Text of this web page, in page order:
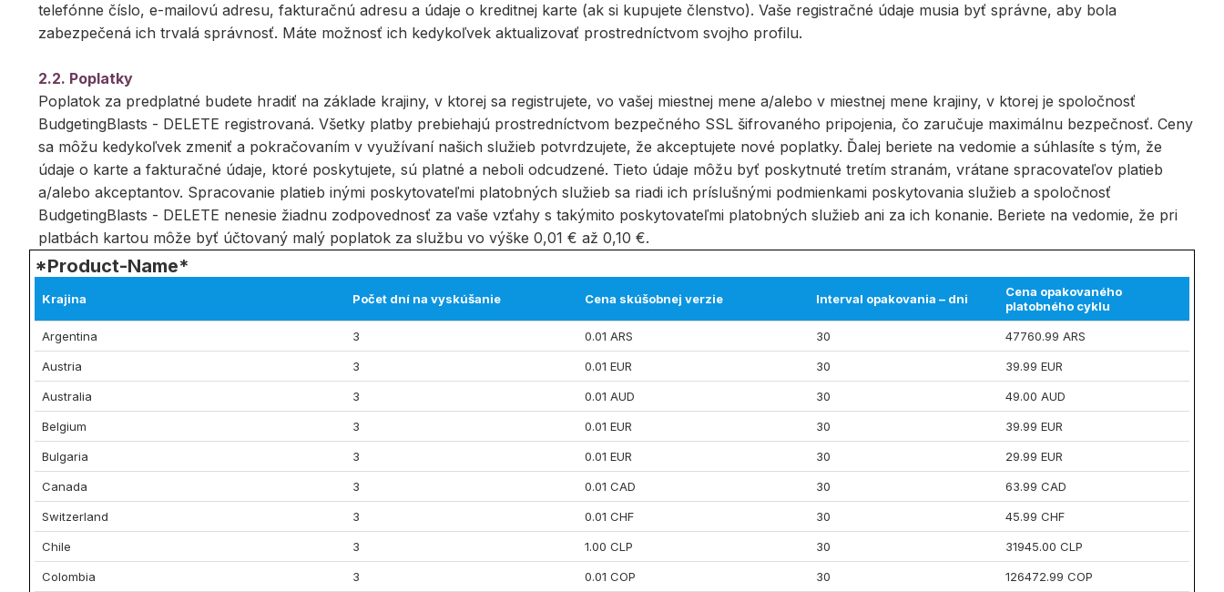
telefónne číslo, e-mailovú adresu, fakturačnú adresu a údaje o kreditnej karte (ak si kupujete členstvo). Vaše registračné údaje musia byť správne, aby bola
zabezpečená ich trvalá správnosť. Máte možnosť ich kedykoľvek aktualizovať prostredníctvom svojho profilu.
2.2. Poplatky
Poplatok za predplatné budete hradiť na základe krajiny, v ktorej sa registrujete, vo vašej miestnej mene a/alebo v miestnej mene krajiny, v ktorej je spoločnosť
BudgetingBlasts - DELETE registrovaná. Všetky platby prebiehajú prostredníctvom bezpečného SSL šifrovaného pripojenia, čo zaručuje maximálnu bezpečnosť. Ceny
sa môžu kedykoľvek zmeniť a pokračovaním v využívaní našich služieb potvrdzujete, že akceptujete nové poplatky. Ďalej beriete na vedomie a súhlasíte s tým, že
údaje o karte a fakturačné údaje, ktoré poskytujete, sú platné a neboli odcudzené. Tieto údaje môžu byť poskytnuté tretím stranám, vrátane spracovateľov platieb
a/alebo akceptantov. Spracovanie platieb inými poskytovateľmi platobných služieb sa riadi ich príslušnými podmienkami poskytovania služieb a spoločnosť
BudgetingBlasts - DELETE nenesie žiadnu zodpovednosť za vaše vzťahy s takýmito poskytovateľmi platobných služieb ani za ich konanie. Beriete na vedomie, že pri
platbách kartou môže byť účtovaný malý poplatok za službu vo výške 0,01 € až 0,10 €.
*Product-Name*
Krajina Počet dní na vyskúšanie Cena skúšobnej verzie Interval opakovania – dni
Cena opakovaného
platobného cyklu
Argentina 3 0.01 ARS 30 47760.99 ARS
Austria 3 0.01 EUR 30 39.99 EUR
Australia 3 0.01 AUD 30 49.00 AUD
Belgium 3 0.01 EUR 30 39.99 EUR
Bulgaria 3 0.01 EUR 30 29.99 EUR
Canada 3 0.01 CAD 30 63.99 CAD
Switzerland 3 0.01 CHF 30 45.99 CHF
Chile 3 1.00 CLP 30 31945.00 CLP
Colombia 3 0.01 COP 30 126472.99 COP